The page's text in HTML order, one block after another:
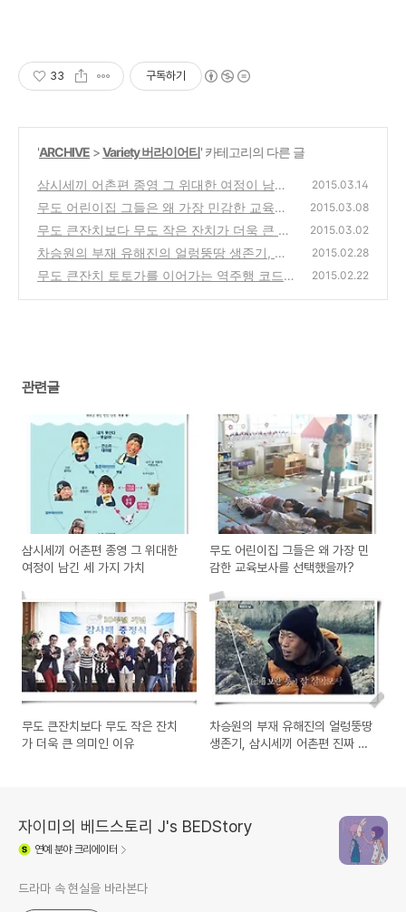
33 구독하기
'ARCHIVE >Variety 버라이어티' 카테고리의 다른 글
삼시세끼 어촌편 종영 그 위대한 여정이 남긴
세 가지 가치
(6)
2015.03.14
무도 어린이집 그들은 왜 가장 민감한 교육보
사를 선택했을까?
(0)
2015.03.08
무도 큰잔치보다 무도 작은 잔치가 더욱 큰 의
미인 이유
(0)
2015.03.02
차승원의 부재 유해진의 얼렁뚱땅 생존기, 삼
시세끼 어촌편 진짜 경쟁력 보였다
(1)
2015.02.28
무도 큰잔치 토토가를 이어가는 역주행 코드
2015.02.22
관련글
삼시세끼 어촌편 종영 그 위대한
여정이 남긴 세 가지 가치
무도 어린이집 그들은 왜 가장 민
감한 교육보사를 선택했을까?
무도 큰잔치보다 무도 작은 잔치
가 더욱 큰 의미인 이유
차승원의 부재 유해진의 얼렁뚱땅
생존기, 삼시세끼 어촌편 진짜 경
자이미의 베드스토리 J's BEDStory
연예 분야 크리에이터
드라마 속 현실을 바라본다